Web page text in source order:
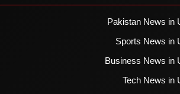
Pakistan News in
Sports News in
Business News in
Tech News in